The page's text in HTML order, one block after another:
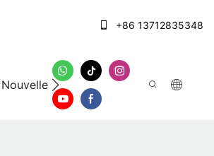
+86 13712835348
Nouvelles Nous contacter